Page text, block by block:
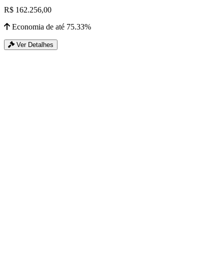
R$ 162.256,00
Economia de até 75.33%
Ver Detalhes